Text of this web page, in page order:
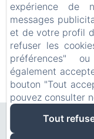
expérience de
messages
et de votre profil
refuser les
préférences"
également
bouton "Tout
pouvez consulter
Tout